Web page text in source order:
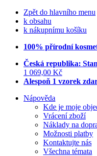
Zpět do hlavního menu
k obsahu
k nákupnímu košíku
100% přírodní
Česká republika:
1 069,00 Kč
Alespoň 1 vzorek
Nápověda
Kde je moje
Vrácení zboží
Náklady na
Možnosti platby
Kontaktujte nás
Všechna témata